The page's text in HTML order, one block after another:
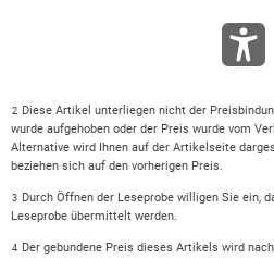
2
Diese Artikel unterliegen nicht der
wurde aufgehoben oder der Preis wurde vom
Alternative wird Ihnen auf der Artikelseite
beziehen sich auf den vorherigen Preis.
3
Durch Öffnen der Leseprobe willigen Sie ein,
Leseprobe übermittelt werden.
4
Der gebundene Preis dieses Artikels wird